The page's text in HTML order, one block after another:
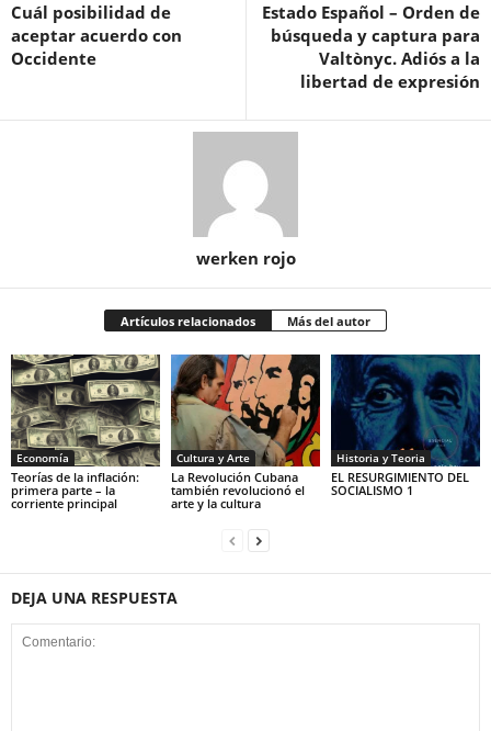
Cuál posibilidad de
aceptar acuerdo con
Occidente
Estado Español – Orden de
búsqueda y captura para
Valtònyc. Adiós a la
libertad de expresión
werken rojo
Artículos relacionados Más del autor
Economía
Teorías de la inflación:
primera parte – la
corriente principal
Cultura y Arte
La Revolución Cubana
también revolucionó el
arte y la cultura
Historia y Teoria
EL RESURGIMIENTO DEL
SOCIALISMO 1
DEJA UNA RESPUESTA